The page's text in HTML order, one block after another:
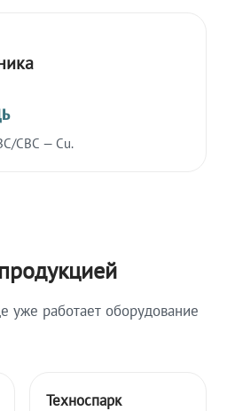
СВС — Cu.
уже работает оборудование
Техноспарк